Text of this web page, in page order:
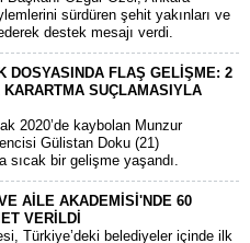
sürdüren şehit yakınları ve
destek mesajı verdi.
DOSYASINDA FLAŞ GELİŞME: 2
KARARTMA SUÇLAMASIYLA
2020’de kaybolan Munzur
Gülistan Doku (21)
sıcak bir gelişme yaşandı.
AİLE AKADEMİSİ'NDE 60
VERİLDİ
Türkiye’deki belediyeler içinde ilk